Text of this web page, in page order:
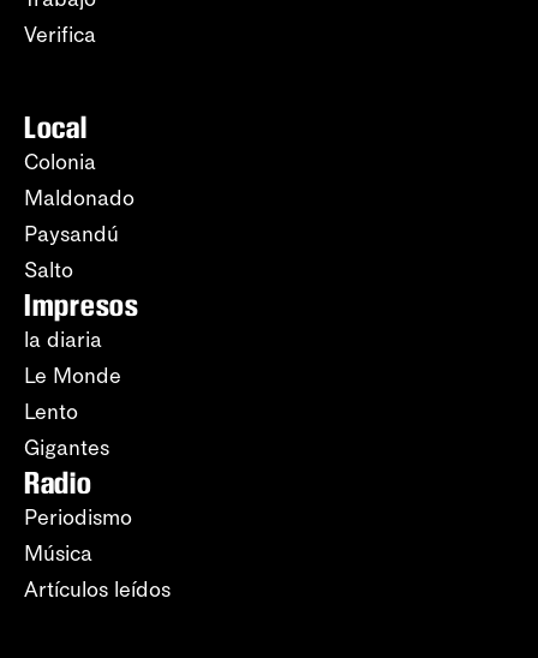
Verifica
Local
Colonia
Maldonado
Paysandú
Salto
Impresos
la diaria
Le Monde
Lento
Gigantes
Radio
Periodismo
Música
Artículos leídos